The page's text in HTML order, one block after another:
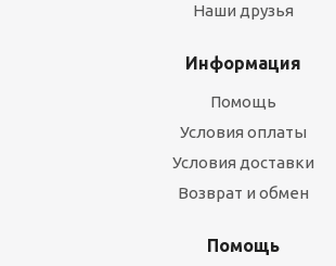
Наши друзья
Информация
Помощь
Условия оплаты
Условия доставки
Возврат и обмен
Помощь